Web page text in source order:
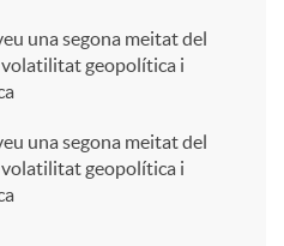
una segona meitat del
volatilitat geopolítica i
una segona meitat del
volatilitat geopolítica i